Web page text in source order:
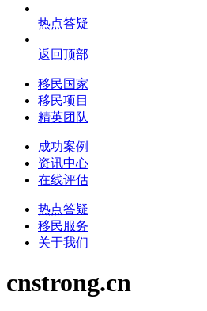
热点答疑
返回顶部
移民国家
移民项目
精英团队
成功案例
资讯中心
在线评估
热点答疑
移民服务
关于我们
cnstrong.cn